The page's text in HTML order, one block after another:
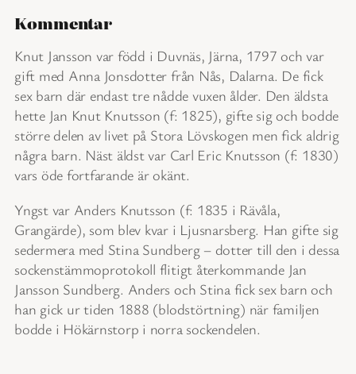
Kommentar
Knut Jansson var född i Duvnäs, Järna, 1797 och var
gift med Anna Jonsdotter från Nås, Dalarna. De fick
sex barn där endast tre nådde vuxen ålder. Den äldsta
hette Jan Knut Knutsson (f: 1825), gifte sig och bodde
större delen av livet på Stora Lövskogen men fick aldrig
några barn. Näst äldst var Carl Eric Knutsson (f: 1830)
vars öde fortfarande är okänt.
Yngst var Anders Knutsson (f: 1835 i Rävåla,
Grangärde), som blev kvar i Ljusnarsberg. Han gifte sig
sedermera med Stina Sundberg – dotter till den i dessa
sockenstämmoprotokoll flitigt återkommande Jan
Jansson Sundberg. Anders och Stina fick sex barn och
han gick ur tiden 1888 (blodstörtning) när familjen
bodde i Hökärnstorp i norra sockendelen.